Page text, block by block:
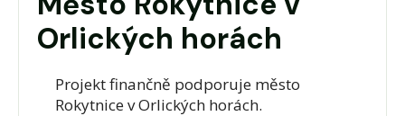
Orlických horách
Projekt finančně podporuje město
Rokytnice v Orlických horách.